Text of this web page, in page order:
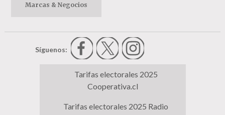
Marcas & Negocios
Síguenos:
Tarifas electorales 2025
Cooperativa.cl
Tarifas electorales 2025 Radio